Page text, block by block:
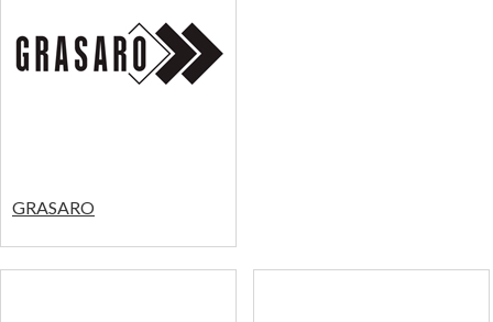
GRASARO